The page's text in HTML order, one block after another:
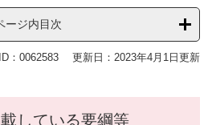
ージ内目次
：0062583 更新日：2023年4月1日更新
している要綱等